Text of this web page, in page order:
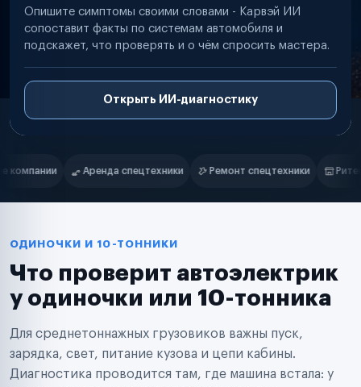
Опишите симптомы своими словами - Карвэй ИИ
сопоставит факты по системам автомобиля и
подскажет, что проверять и о чём спросить мастера.
Открыть ИИ-диагностику
Нам доверяют
Ремонт спецтехники Ритейл-сети Управляющие
Маркетплейсы
Таксопарки
Автодилеры
Поставщики запчастей
Аренда спецтехники
Ремонт спецтехники
Ритейл-сети
ОДИНОЧКИ И 10-ТОННИКИ
Что проверит автоэлектрик
у одиночки или 10-тонника
Для среднетоннажных грузовиков важны пуск,
зарядка, свет, питание кузова и цепи кабины.
Диагностика проводится там, где машина встала: у